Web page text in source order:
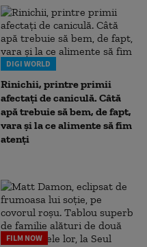
DIGI WORLD
Rinichii, printre primii
afectați de caniculă. Câtă
apă trebuie să bem, de fapt,
vara și la ce alimente să fim
atenți
FILM NOW